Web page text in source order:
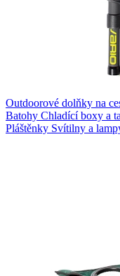
Outdoorové dolňky na
Batohy Chladící boxy a
Pláštěnky Svítilny a